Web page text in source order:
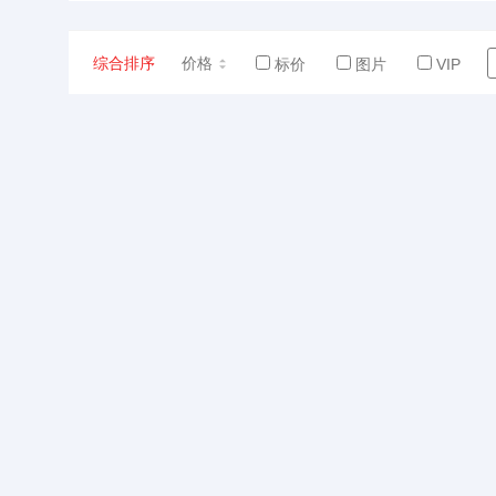
综合排序 价格 标价 图片 VIP